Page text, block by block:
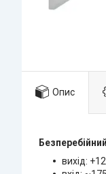
Опис
Безперебійний
вихід: